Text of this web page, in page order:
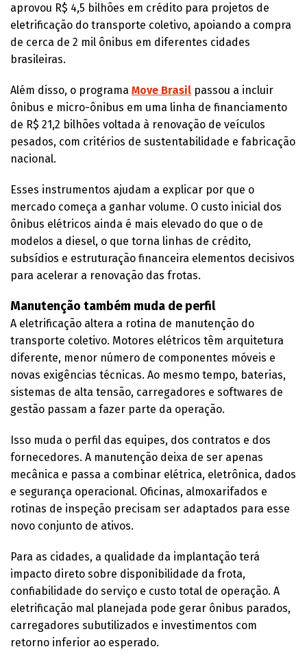
aprovou R$ 4,5 bilhões em crédito para projetos de
eletrificação do transporte coletivo, apoiando a compra
de cerca de 2 mil ônibus em diferentes cidades
brasileiras.
Além disso, o programa Move Brasil passou a incluir
ônibus e micro-ônibus em uma linha de financiamento
de R$ 21,2 bilhões voltada à renovação de veículos
pesados, com critérios de sustentabilidade e fabricação
nacional.
Esses instrumentos ajudam a explicar por que o
mercado começa a ganhar volume. O custo inicial dos
ônibus elétricos ainda é mais elevado do que o de
modelos a diesel, o que torna linhas de crédito,
subsídios e estruturação financeira elementos decisivos
para acelerar a renovação das frotas.
Manutenção também muda de perfil
A eletrificação altera a rotina de manutenção do
transporte coletivo. Motores elétricos têm arquitetura
diferente, menor número de componentes móveis e
novas exigências técnicas. Ao mesmo tempo, baterias,
sistemas de alta tensão, carregadores e softwares de
gestão passam a fazer parte da operação.
Isso muda o perfil das equipes, dos contratos e dos
fornecedores. A manutenção deixa de ser apenas
mecânica e passa a combinar elétrica, eletrônica, dados
e segurança operacional. Oficinas, almoxarifados e
rotinas de inspeção precisam ser adaptados para esse
novo conjunto de ativos.
Para as cidades, a qualidade da implantação terá
impacto direto sobre disponibilidade da frota,
confiabilidade do serviço e custo total de operação. A
eletrificação mal planejada pode gerar ônibus parados,
carregadores subutilizados e investimentos com
retorno inferior ao esperado.